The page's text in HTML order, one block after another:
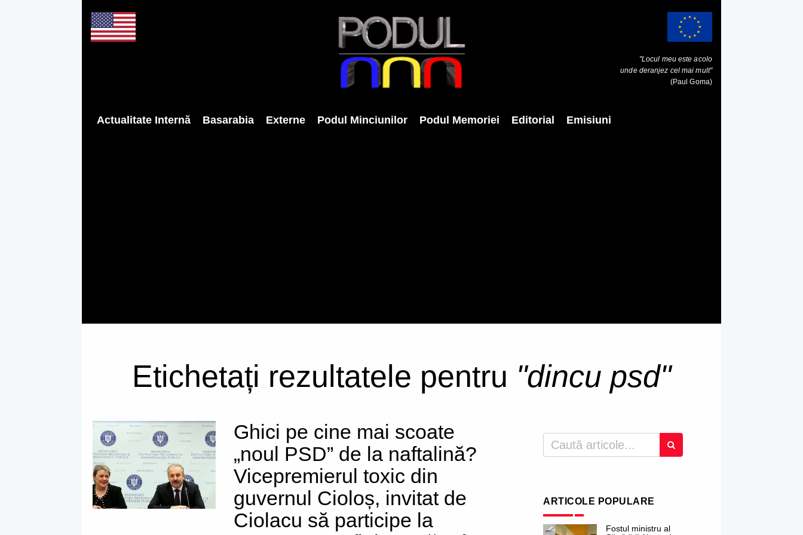
"Locul meu este acolo
unde deranjez cel mai mult"
(Paul Goma)
Actualitate Internă Basarabia Externe Podul Minciunilor Podul Memoriei Editorial Emisiuni
Etichetați rezultatele pentru "dincu psd"
Ghici pe cine mai scoate
„noul PSD” de la naftalină?
Vicepremierul toxic din
guvernul Cioloș, invitat de
Ciolacu să participe la
ARTICOLE POPULARE
Fostul ministru al